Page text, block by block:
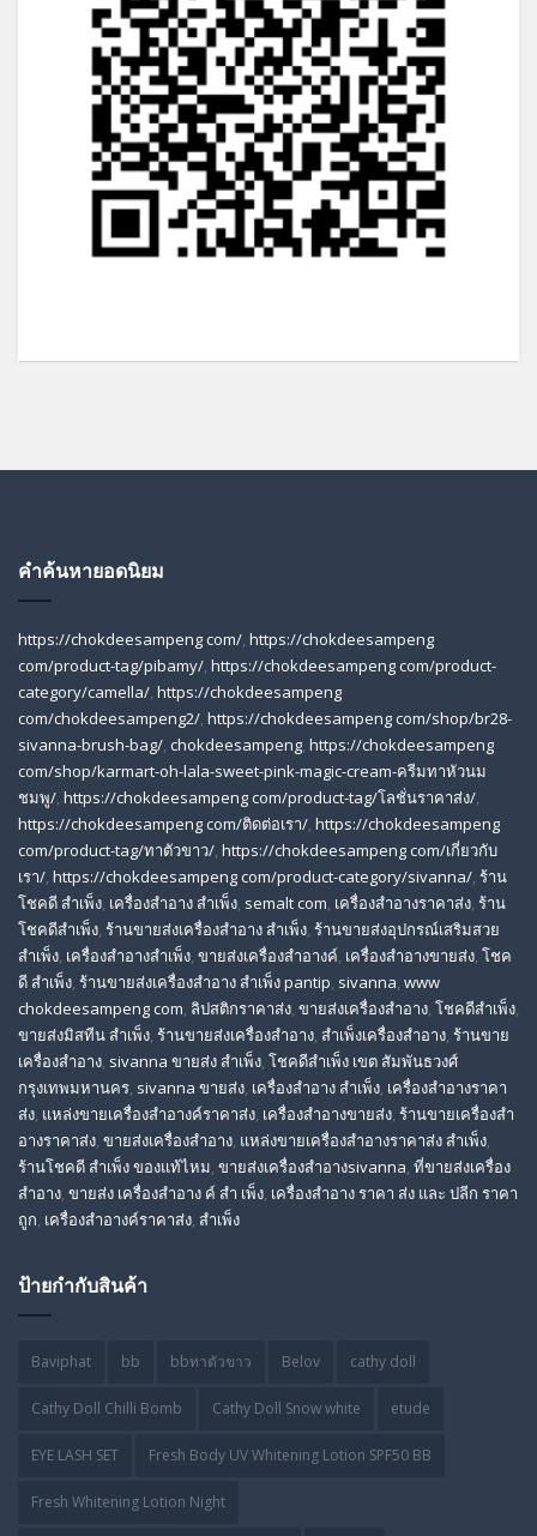
คำค้นหายอดนิยม
https://chokdeesampeng com/, https://chokdeesampeng
com/product-tag/pibamy/, https://chokdeesampeng com/product-
category/camella/, https://chokdeesampeng
com/chokdeesampeng2/, https://chokdeesampeng com/shop/br28-
sivanna-brush-bag/, chokdeesampeng, https://chokdeesampeng
com/shop/karmart-oh-lala-sweet-pink-magic-cream-ครีมทาหัวนม
ชมพู/, https://chokdeesampeng com/product-tag/โลชั่นราคาส่ง/,
https://chokdeesampeng com/ติดต่อเรา/, https://chokdeesampeng
com/product-tag/ทาตัวขาว/, https://chokdeesampeng com/เกี่ยวกับ
เรา/, https://chokdeesampeng com/product-category/sivanna/, ร้าน
โชคดี สําเพ็ง, เครื่องสำอาง สำเพ็ง, semalt com, เครื่องสำอางราคาส่ง, ร้าน
โชคดีสำเพ็ง, ร้านขายส่งเครื่องสําอาง สําเพ็ง, ร้านขายส่งอุปกรณ์เสริมสวย
สําเพ็ง, เครื่องสำอางสำเพ็ง, ขายส่งเครื่องสำอางค์, เครื่องสำอางขายส่ง, โชค
ดี สําเพ็ง, ร้านขายส่งเครื่องสําอาง สําเพ็ง pantip, sivanna, www
chokdeesampeng com, ลิปสติกราคาส่ง, ขายส่งเครื่องสำอาง, โชคดีสำเพ็ง,
ขายส่งมิสทีน สําเพ็ง, ร้านขายส่งเครื่องสำอาง, สําเพ็งเครื่องสําอาง, ร้านขาย
เครื่องสำอาง, sivanna ขายส่ง สําเพ็ง, โชคดีสำเพ็ง เขต สัมพันธวงศ์
กรุงเทพมหานคร, sivanna ขายส่ง, เครื่องสําอาง สําเพ็ง, เครื่องสําอางราคา
ส่ง, แหล่งขายเครื่องสําอางค์ราคาส่ง, เครื่องสําอางขายส่ง, ร้านขายเครื่องสํา
อางราคาส่ง, ขายส่งเครื่องสําอาง, แหล่งขายเครื่องสําอางราคาส่ง สําเพ็ง,
ร้านโชคดี สําเพ็ง ของแท้ไหม, ขายส่งเครื่องสําอางsivanna, ที่ขายส่งเครื่อง
สําอาง, ขายส่ง เครื่องสำอาง ค์ สำ เพ็ง, เครื่องสำอาง ราคา ส่ง และ ปลีก ราคา
ถูก, เครื่องสำอางค์ราคาส่ง, สำเพ็ง
ป้ายกำกับสินค้า
Baviphat bb bbทาตัวขาว Belov cathy doll
Cathy Doll Chilli Bomb Cathy Doll Snow white etude
EYE LASH SET Fresh Body UV Whitening Lotion SPF50 BB
Fresh Whitening Lotion Night